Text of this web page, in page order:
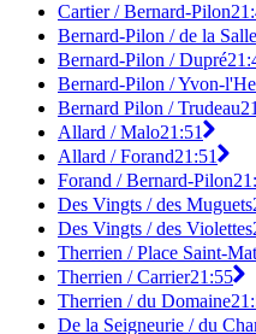
Cartier / Bernard-Pilon
Bernard-Pilon / de la Salle
Bernard-Pilon / Dupré
Bernard-Pilon / Yvon-
Bernard Pilon / Trudeau
Allard / Malo21:51
Allard / Forand21:51
Forand / Bernard-Pilon
Des Vingts / des Muguets
Des Vingts / des Violettes
Therrien / Place Saint-
Therrien / Carrier21:55
Therrien / du Domaine
De la Seigneurie / du